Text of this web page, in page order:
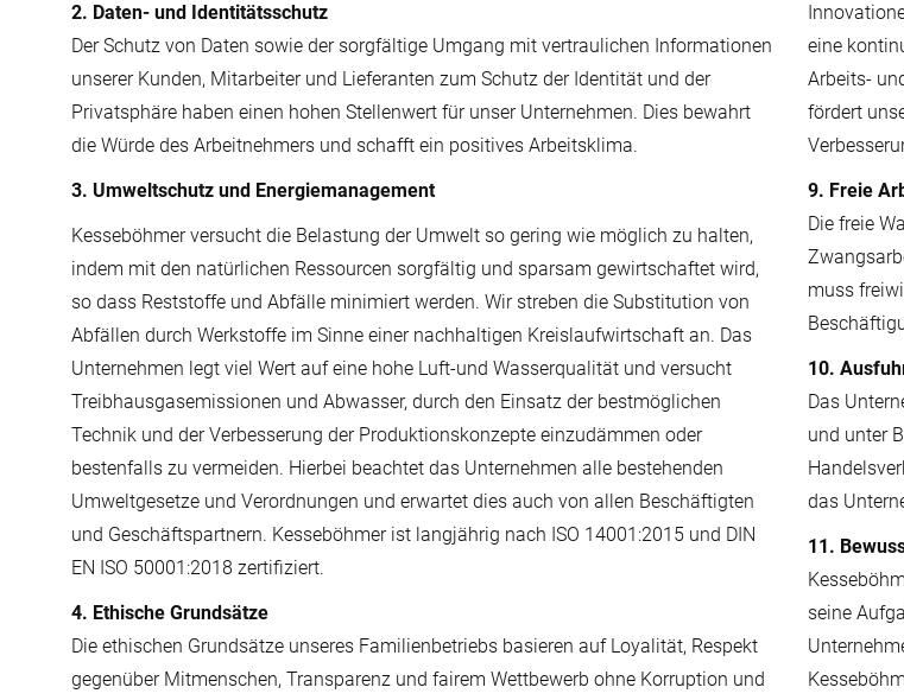
2. Daten- und Identitätsschutz
Der Schutz von Daten sowie der sorgfältige Umgang mit vertraulichen Informationen
unserer Kunden, Mitarbeiter und Lieferanten zum Schutz der Identität und der
Privatsphäre haben einen hohen Stellenwert für unser Unternehmen. Dies bewahrt
die Würde des Arbeitnehmers und schafft ein positives Arbeitsklima.
3. Umweltschutz und Energiemanagement
Kesseböhmer versucht die Belastung der Umwelt so gering wie möglich zu halten,
indem mit den natürlichen Ressourcen sorgfältig und sparsam gewirtschaftet wird,
so dass Reststoffe und Abfälle minimiert werden. Wir streben die Substitution von
Abfällen durch Werkstoffe im Sinne einer nachhaltigen Kreislaufwirtschaft an. Das
Unternehmen legt viel Wert auf eine hohe Luft-und Wasserqualität und versucht
Treibhausgasemissionen und Abwasser, durch den Einsatz der bestmöglichen
Technik und der Verbesserung der Produktionskonzepte einzudämmen oder
bestenfalls zu vermeiden. Hierbei beachtet das Unternehmen alle bestehenden
Umweltgesetze und Verordnungen und erwartet dies auch von allen Beschäftigten
und Geschäftspartnern. Kesseböhmer ist langjährig nach ISO 14001:2015 und DIN
EN ISO 50001:2018 zertifiziert.
4. Ethische Grundsätze
Die ethischen Grundsätze unseres Familienbetriebs basieren auf Loyalität, Respekt
gegenüber Mitmenschen, Transparenz und fairem Wettbewerb ohne Korruption und
eine
Arbeits-
fördert
9. Freie
Die freie
muss
10.
Das
und unter
das
11.
seine